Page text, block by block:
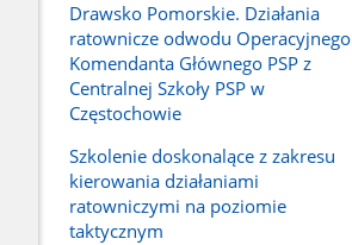
Drawsko Pomorskie. Działania
ratownicze odwodu Operacyjnego
Komendanta Głównego PSP z
Centralnej Szkoły PSP w
Częstochowie
Szkolenie doskonalące z zakresu
kierowania działaniami
ratowniczymi na poziomie
taktycznym